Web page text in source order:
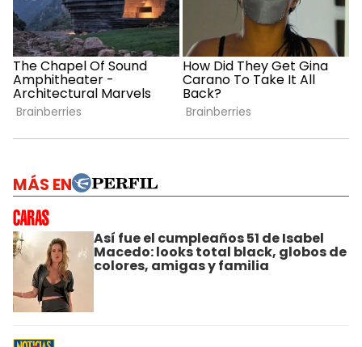
MÁS EN
Así fue el cumpleaños 51 de Isabel
Macedo: looks total black, globos de
colores, amigas y familia